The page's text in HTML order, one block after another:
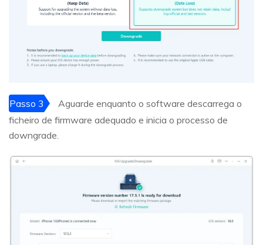
Passo 3
Aguarde enquanto o software descarrega o
ficheiro de firmware adequado e inicia o processo de
downgrade.